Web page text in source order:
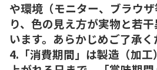
や環境（モニター、ブラウ
り、色の見え方が実物と若
います。あらかじめご了承く
4.「消費期間」は製造（加